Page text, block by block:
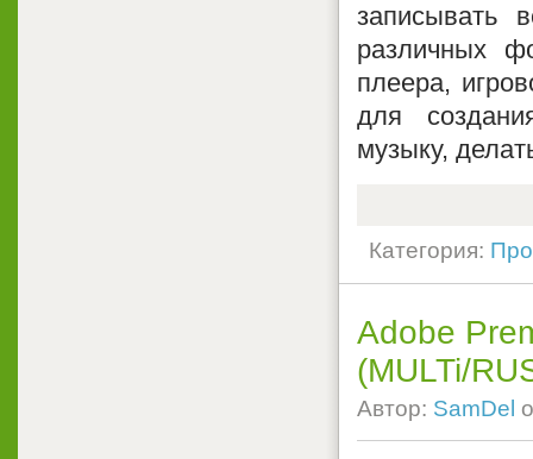
записывать
различных
плеера,
для
музыку,
Категория:
Adobe
(MULTi/
Автор: SamDel